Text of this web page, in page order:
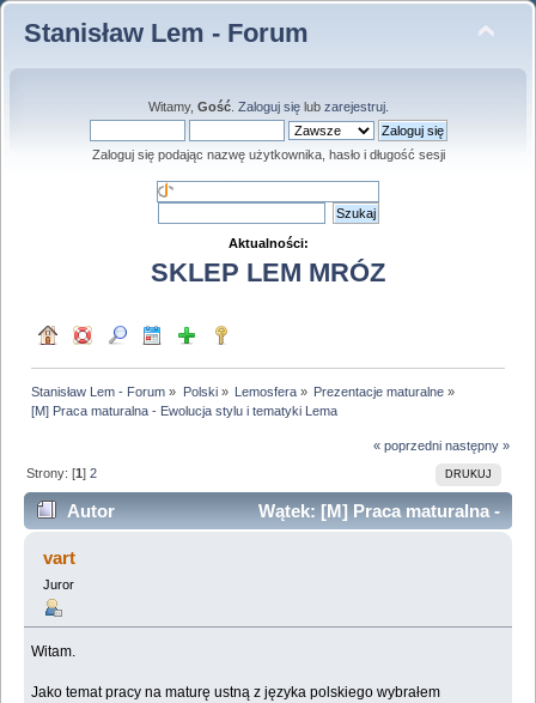
Stanisław Lem - Forum
Witamy, Gość. Zaloguj sięlub zarejestruj.
Zaloguj się podając nazwę użytkownika, hasło i długość sesji
Aktualności:
SKLEP LEM MRÓZ
Stanisław Lem - Forum » Polski» Lemosfera» Prezentacje maturalne »
[M] Praca maturalna - Ewolucja stylu i tematyki Lema
« poprzedni następny »
DRUKUJ
Strony: [1]2
Autor
Wątek: [M] Praca maturalna -
Ewolucja stylu i tematyki Lema (Przeczytany 223590
razy)
vart
Juror
Witam.
Jako temat pracy na maturę ustną z języka polskiego wybrałem